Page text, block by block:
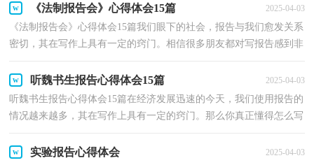
《法制报告会》心得体会15篇 2025-04-03
《法制报告会》心得体会15篇我们眼下的社会，报告与我们愈发关系
密切，其在写作上具有一定的窍门。相信很多朋友都对写报告感到非
听魏书生报告心得体会15篇 2025-04-03
听魏书生报告心得体会15篇在经济发展迅速的今天，我们使用报告的
情况越来越多，其在写作上具有一定的窍门。那么你真正懂得怎么写
实验报告心得体会 2025-04-03